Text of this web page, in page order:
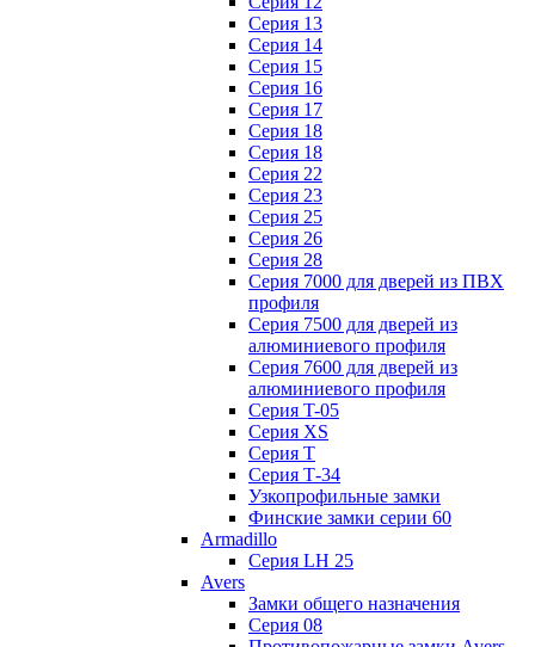
Серия 13
Серия 14
Серия 15
Серия 16
Серия 17
Серия 18
Серия 18
Серия 22
Серия 23
Серия 25
Серия 26
Серия 28
Серия 7000 для дверей из ПВХ
профиля
Серия 7500 для дверей из
алюминиевого профиля
Серия 7600 для дверей из
алюминиевого профиля
Серия T-05
Серия XS
Серия Т
Серия Т-34
Узкопрофильные замки
Финские замки серии 60
Armadillo
Серия LH 25
Avers
Замки общего назначения
Серия 08